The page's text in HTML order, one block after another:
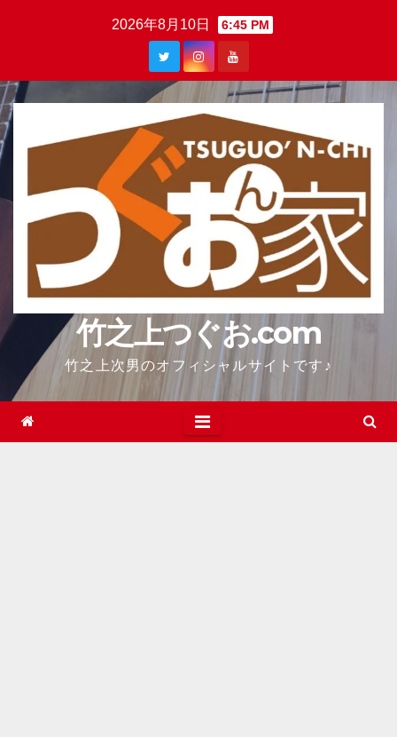
2026年8月10日 6:45 PM
竹之上つぐお.com
竹之上次男のオフィシャルサイトです♪